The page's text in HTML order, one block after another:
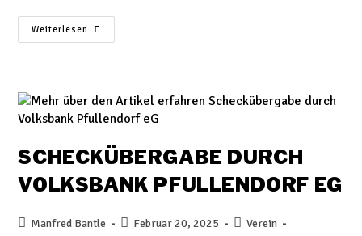
Weiterlesen
SCHECKÜBERGABE DURCH
VOLKSBANK PFULLENDORF EG
Manfred Bantle Februar 20, 2025
Verein